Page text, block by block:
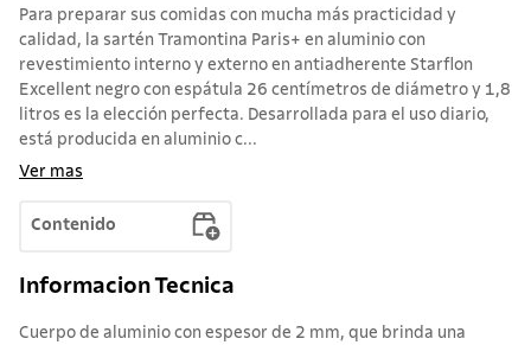
Para preparar sus comidas con mucha más practicidad y
calidad, la sartén Tramontina Paris+ en aluminio con
revestimiento interno y externo en antiadherente Starflon
Excellent negro con espátula 26 centímetros de diámetro y 1,8
litros es la elección perfecta. Desarrollada para el uso diario,
está producida en aluminio c...
Ver mas
Contenido
Informacion Tecnica
Cuerpo de aluminio con espesor de 2 mm, que brinda una